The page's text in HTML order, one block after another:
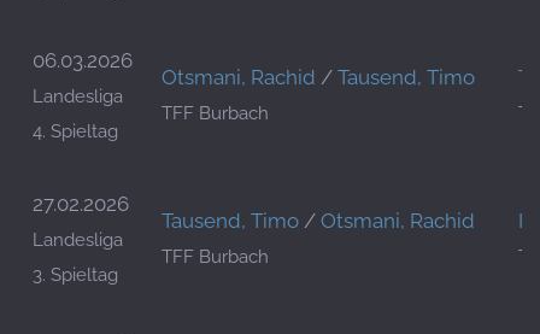
06.03.2026
Landesliga
4. Spieltag
Otsmani, Rachid / Tausend, Timo
TFF Burbach
27.02.2026
Landesliga
3. Spieltag
Tausend, Timo / Otsmani, Rachid
TFF Burbach